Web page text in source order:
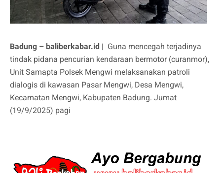
Badung – baliberkabar.id | Guna mencegah terjadinya
tindak pidana pencurian kendaraan bermotor (curanmor),
Unit Samapta Polsek Mengwi melaksanakan patroli
dialogis di kawasan Pasar Mengwi, Desa Mengwi,
Kecamatan Mengwi, Kabupaten Badung. Jumat
(19/9/2025) pagi